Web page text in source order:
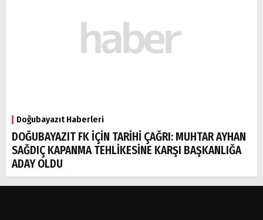
Doğubayazıt Haberleri
DOĞUBAYAZIT FK İÇİN TARİHİ ÇAĞRI: MUHTAR AYHAN
SAĞDIÇ KAPANMA TEHLİKESİNE KARŞI BAŞKANLIĞA
ADAY OLDU